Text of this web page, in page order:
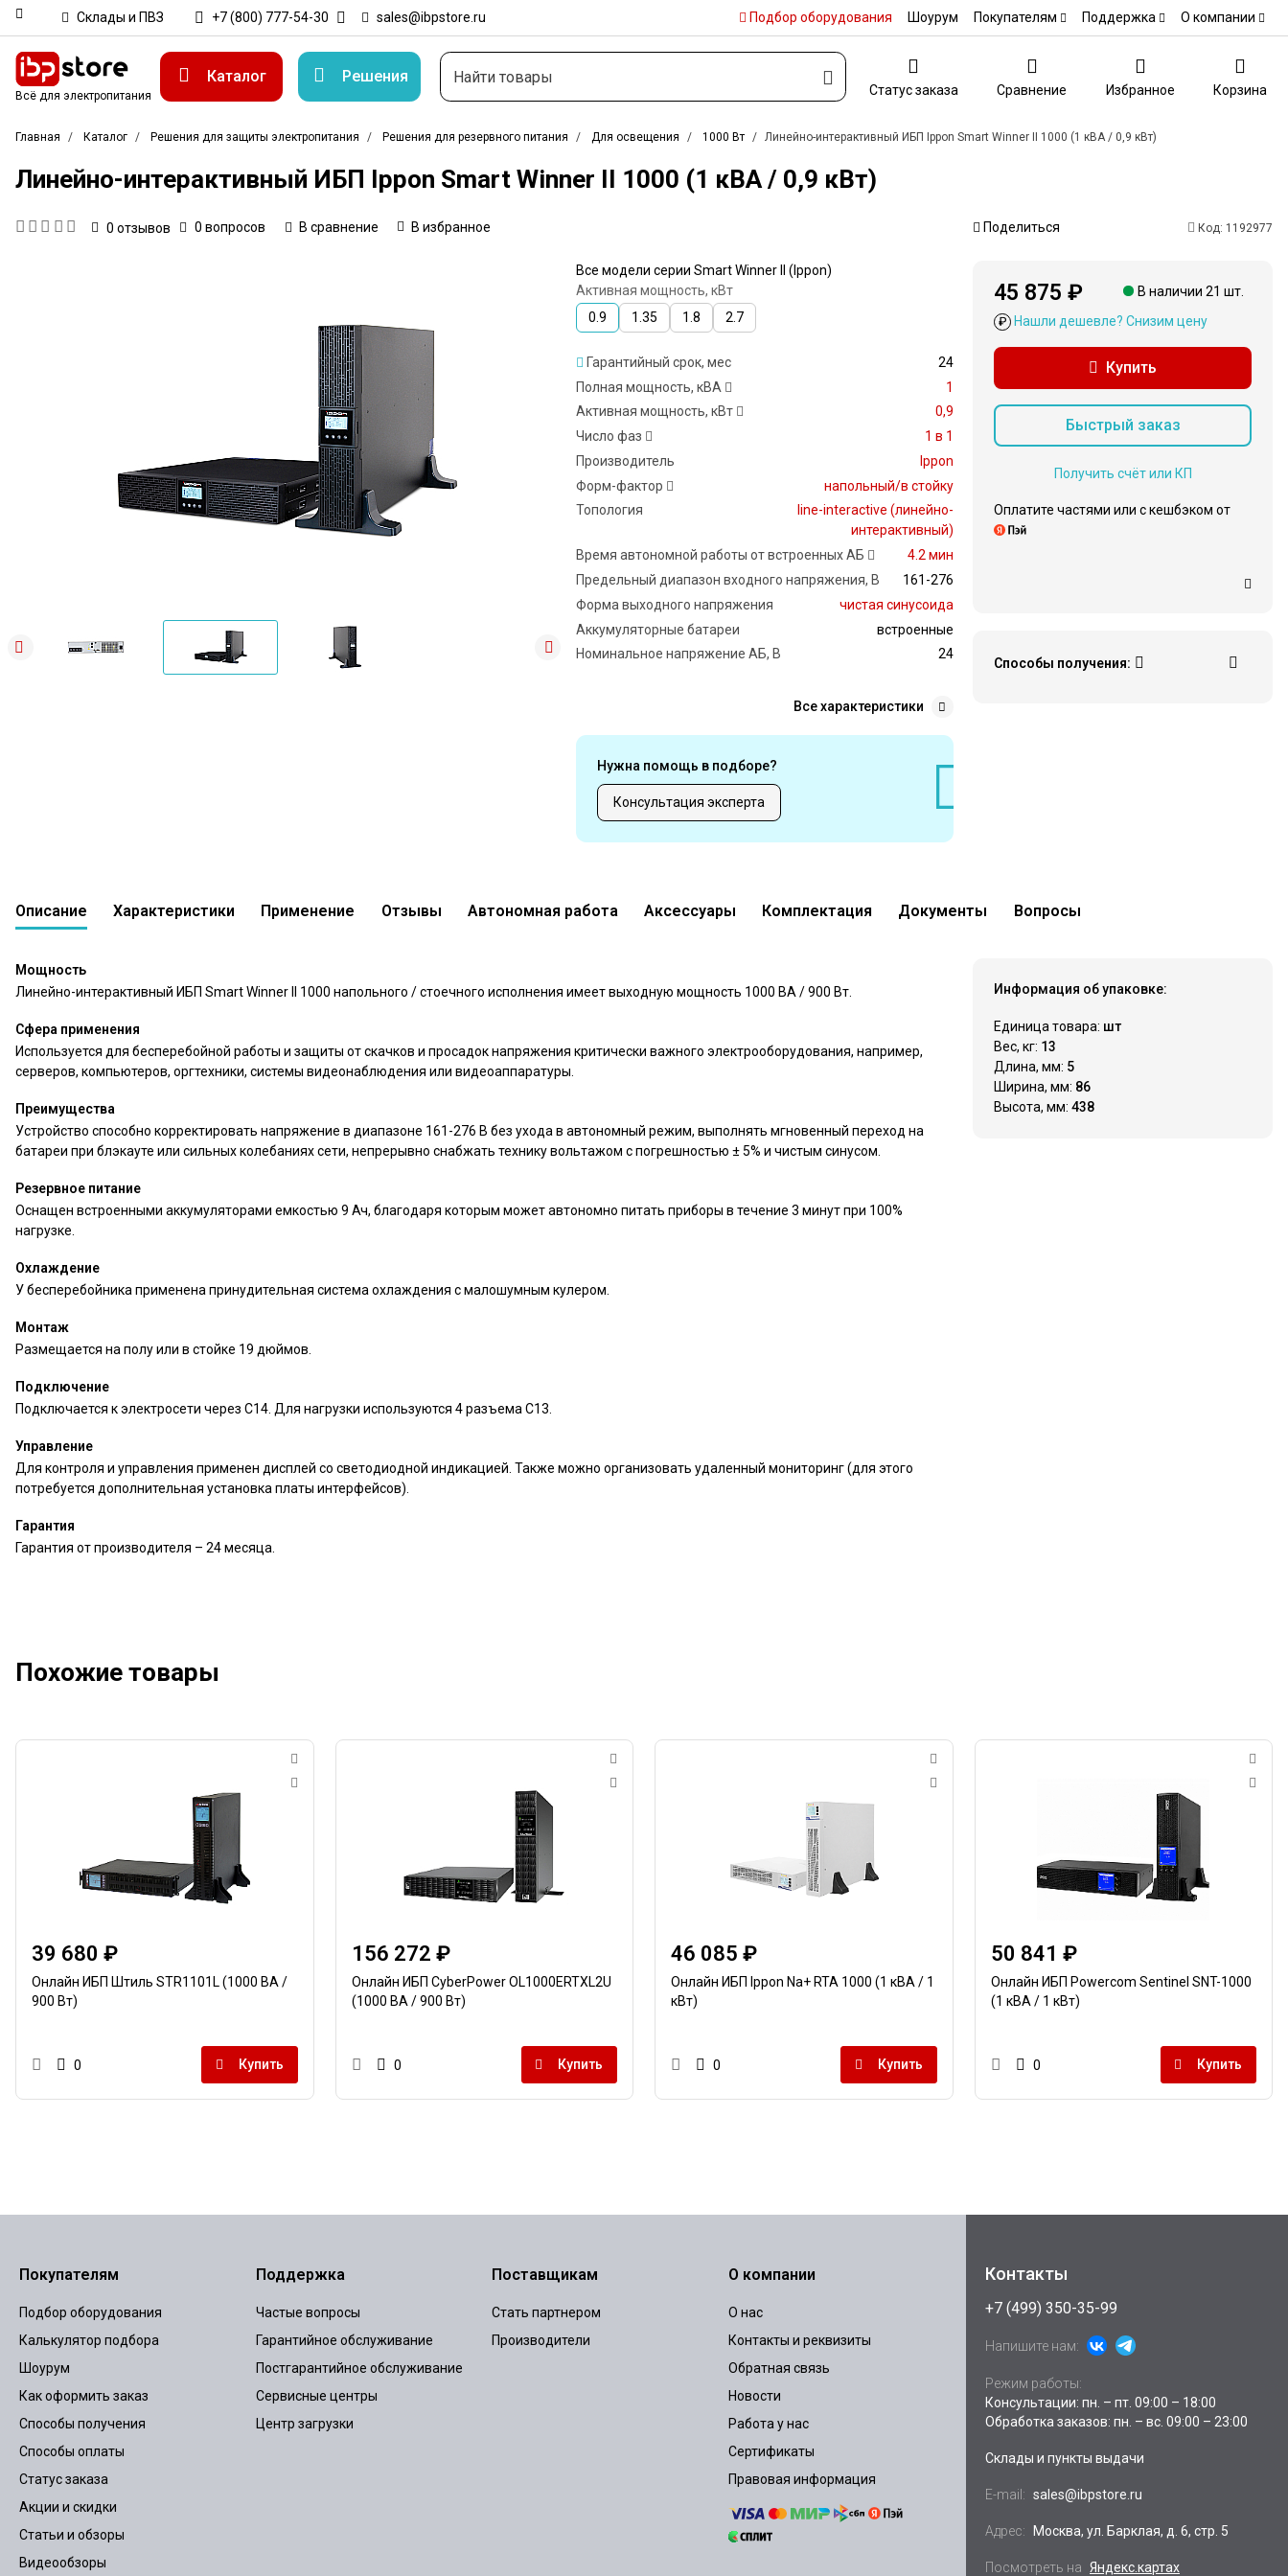
Склады и ПВЗ +7 (800) 777-54-30 sales@ibpstore.ru Подбор оборудования Шоурум Покупателям Поддержка О компании
Всё для электропитания
Каталог Решения
Статус заказа Сравнение Избранное Корзина
Главная Каталог Решения для защиты электропитания Решения для резервного питания Для освещения 1000 Вт Линейно-интерактивный ИБП Ippon Smart Winner II 1000 (1 кВА / 0,9 кВт)
Линейно-интерактивный ИБП Ippon Smart Winner II 1000 (1 кВА / 0,9 кВт)
0 отзывов 0 вопросов В сравнение В избранное Поделиться Код: 1192977
Все модели серии Smart Winner II (Ippon)
Активная мощность, кВт
0.9
1.35 1.8 2.7
Гарантийный срок, мес
24
Полная мощность, кВА
1
Активная мощность, кВт
0,9
Число фаз
1 в 1
Производитель
Ippon
Форм-фактор
напольный/в стойку
Топология
line-interactive (линейно-
интерактивный)
Время автономной работы от встроенных АБ
4.2 мин
Предельный диапазон входного напряжения, В
161-276
Форма выходного напряжения
чистая синусоида
Аккумуляторные батареи
встроенные
Номинальное напряжение АБ, В
24
Все характеристики
Нужна помощь в подборе?
Консультация эксперта
45 875 ₽ В наличии 21 шт.
₽ Нашли дешевле? Снизим цену
Купить
Быстрый заказ
Получить счёт или КП
Оплатите частями или c кешбэком от
Способы получения:
Линейно-интерактивный ИБП Ippon Smart Winner II 1000 (1 кВА / 0,9 кВт)
Описание Характеристики Применение Отзывы Автономная работа Аксессуары Комплектация Документы Вопросы
Мощность
Линейно-интерактивный ИБП Smart Winner II 1000 напольного / стоечного исполнения имеет выходную мощность 1000 ВА / 900 Вт.
Сфера применения
Используется для бесперебойной работы и защиты от скачков и просадок напряжения критически важного электрооборудования, например,
серверов, компьютеров, оргтехники, системы видеонаблюдения или видеоаппаратуры.
Преимущества
Устройство способно корректировать напряжение в диапазоне 161-276 В без ухода в автономный режим, выполнять мгновенный переход на
батареи при блэкауте или сильных колебаниях сети, непрерывно снабжать технику вольтажом с погрешностью ± 5% и чистым синусом.
Резервное питание
Оснащен встроенными аккумуляторами емкостью 9 Ач, благодаря которым может автономно питать приборы в течение 3 минут при 100%
нагрузке.
Охлаждение
У бесперебойника применена принудительная система охлаждения с малошумным кулером.
Монтаж
Размещается на полу или в стойке 19 дюймов.
Подключение
Подключается к электросети через C14. Для нагрузки используются 4 разъема С13.
Управление
Для контроля и управления применен дисплей со светодиодной индикацией. Также можно организовать удаленный мониторинг (для этого
потребуется дополнительная установка платы интерфейсов).
Гарантия
Гарантия от производителя – 24 месяца.
Информация об упаковке:
Единица товара: шт
Вес, кг: 13
Длина, мм: 5
Ширина, мм: 86
Высота, мм: 438
Похожие товары
39 680 ₽
Онлайн ИБП Штиль STR1101L (1000 ВА /
900 Вт)
0 Купить
156 272 ₽
Онлайн ИБП CyberPower OL1000ERTXL2U
(1000 ВА / 900 Вт)
0 Купить
46 085 ₽
Онлайн ИБП Ippon Na+ RTA 1000 (1 кВА / 1
кВт)
0 Купить
50 841 ₽
Онлайн ИБП Powercom Sentinel SNT-1000
(1 кВА / 1 кВт)
0 Купить
Покупателям
Подбор оборудования
Калькулятор подбора
Шоурум
Как оформить заказ
Способы получения
Способы оплаты
Статус заказа
Акции и скидки
Статьи и обзоры
Видеообзоры
Поддержка
Частые вопросы
Гарантийное обслуживание
Постгарантийное обслуживание
Сервисные центры
Центр загрузки
Поставщикам
Стать партнером
Производители
О компании
О нас
Контакты и реквизиты
Обратная связь
Новости
Работа у нас
Сертификаты
Правовая информация
Контакты
+7 (499) 350-35-99
Напишите нам:
Режим работы:
Консультации: пн. – пт. 09:00 – 18:00
Обработка заказов: пн. – вс. 09:00 – 23:00
Склады и пункты выдачи
E-mail: sales@ibpstore.ru
Адрес: Москва, ул. Барклая, д. 6, стр. 5
Посмотреть на Яндекс.картах